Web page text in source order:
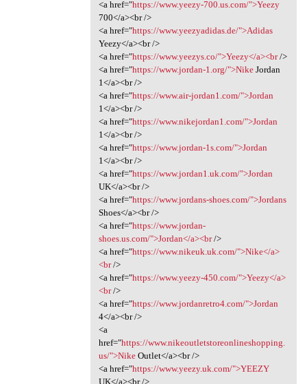
<a href="https://www.yeezy-700.us.com/">Yeezy
700</a><br />
<a href="https://www.yeezyadidas.de/">Adidas
Yeezy</a><br />
<a href="https://www.yeezys.co/">Yeezy</a><br/>
<a href="https://www.jordan-1.org/">NikeJordan
1</a><br />
<a href="https://www.air-jordan1.com/">Jordan
1</a><br />
<a href="https://www.nikejordan1.com/">Jordan
1</a><br />
<a href="https://www.jordan-1s.com/">Jordan
1</a><br />
<a href="https://www.jordan1.uk.com/">Jordan
UK</a><br />
<a href="https://www.jordans-shoes.com/">Jordans
Shoes</a><br />
<a href="https://www.jordan-
shoes.us.com/">Jordan</a><br/>
<a href="https://www.nikeuk.uk.com/">Nike</a>
<br/>
<a href="https://www.yeezy-450.com/">Yeezy</a>
<br/>
<a href="https://www.jordanretro4.com/">Jordan
4</a><br />
<a
href="https://www.nikeoutletstoreonlineshopping.
us/">NikeOutlet</a><br />
<a href="https://www.yeezy.uk.com/">YEEZY
UK</a><br />